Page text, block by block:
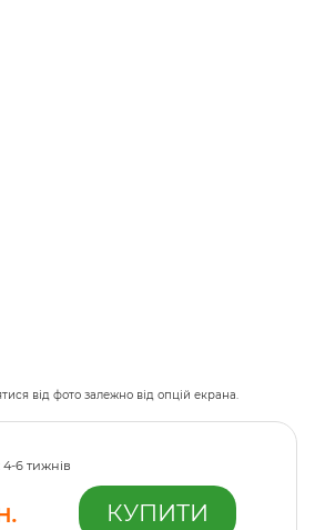
від фото залежно від опцій екрана.
6 тижнів